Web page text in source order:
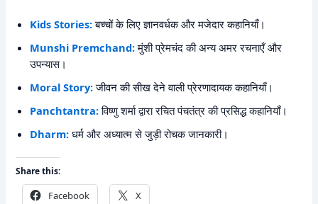
Kids Stories:बच्चों के लिए ज्ञानवर्धक और मजेदार कहानियाँ।
Munshi Premchand:मुंशी प्रेमचंद की अन्य अमर रचनाएँ और
उपन्यास।
Moral Story:जीवन की सीख देने वाली प्रेरणादायक कहानियाँ।
Panchtantra:विष्णु शर्मा द्वारा रचित पंचतंत्र की प्रसिद्ध कहानियाँ।
Dharm: धर्म और अध्यात्म से जुड़ी रोचक जानकारी।
Share this:
Facebook X